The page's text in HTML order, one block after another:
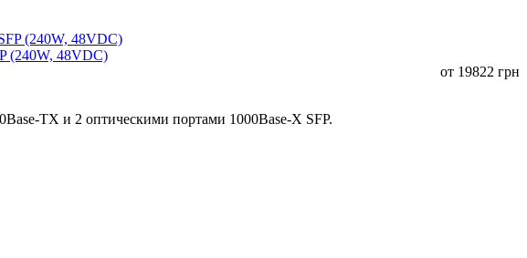
(240W, 48VDC)
от 19822 грн
TX и 2 оптическими портами 1000Base-X SFP.